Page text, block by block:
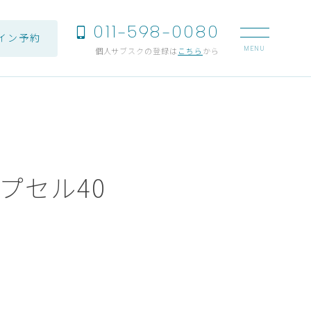
ン予約 011-598-0080
個人サブスクの登録は こちら から
セル40